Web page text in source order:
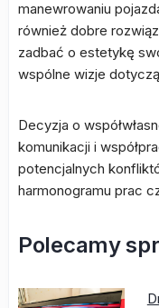
manewrowaniu
również dobre
zadbać o estetykę
wspólne wizje
Decyzja o
komunikacji i
potencjalnych
harmonogramu prac
Polecamy